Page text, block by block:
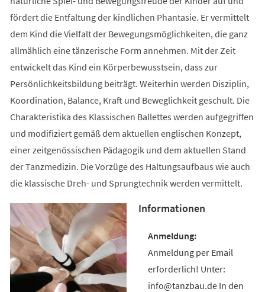
fördert die Entfaltung der kindlichen Phantasie. Er vermittelt
dem Kind die Vielfalt der Bewegungsmöglichkeiten, die ganz
allmählich eine tänzerische Form annehmen. Mit der Zeit
entwickelt das Kind ein Körperbewusstsein, dass zur
Persönlichkeitsbildung beiträgt. Weiterhin werden Disziplin,
Koordination, Balance, Kraft und Beweglichkeit geschult. Die
Charakteristika des Klassischen Ballettes werden aufgegriffen
und modifiziert gemäß dem aktuellen englischen Konzept,
einer zeitgenössischen Pädagogik und dem aktuellen Stand
der Tanzmedizin. Die Vorzüge des Haltungsaufbaus wie auch
die klassische Dreh- und Sprungtechnik werden vermittelt.
Informationen
Anmeldung per Email
erforderlich! Unter:
info@tanzbau.de In den